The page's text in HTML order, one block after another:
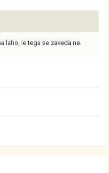
laho, le tega se zaveda ne.